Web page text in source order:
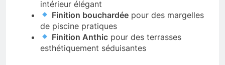
intérieur élégant
Finition bouchardée pour des margelles
de piscine pratiques
Finition Anthic pour des terrasses
esthétiquement séduisantes